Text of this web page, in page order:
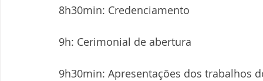
8h30min: Credenciamento
9h: Cerimonial de abertura
9h30min: Apresentações dos trabalhos